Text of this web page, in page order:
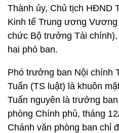
Thành ủy, Chủ tịch HĐND
Kinh tế Trung ương
chức Bộ trưởng Tài
hai phó ban.
Phó trưởng ban Nội chính
Tuấn (TS luật) là khuôn
Tuấn nguyên là trưởng
phòng Chính phủ, tháng
Chánh văn phòng ban chỉ